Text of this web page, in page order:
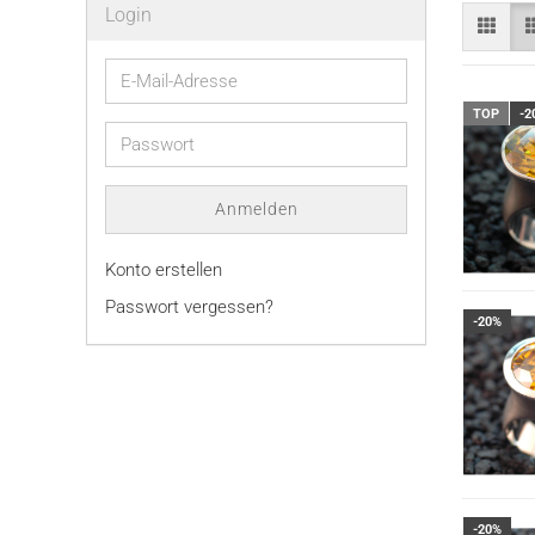
TOP -
-20%
-20%
Login
E-
Mail-
Passwort
Anmelden
Konto erstellen
Passwort vergessen?